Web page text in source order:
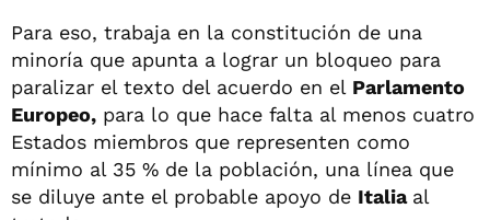
Para eso, trabaja en la constitución de una
minoría que apunta a lograr un bloqueo para
paralizar el texto del acuerdo en el Parlamento
Europeo, para lo que hace falta al menos cuatro
Estados miembros que representen como
mínimo al 35 % de la población, una línea que
se diluye ante el probable apoyo de Italia al